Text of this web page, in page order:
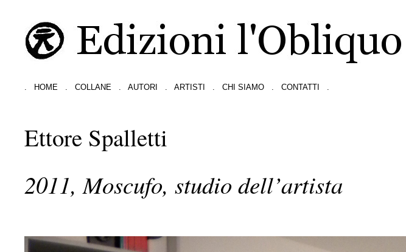
. HOME . COLLANE . AUTORI . ARTISTI . CHI SIAMO . CONTATTI .
Ettore Spalletti
2011, Moscufo, studio dell’artista